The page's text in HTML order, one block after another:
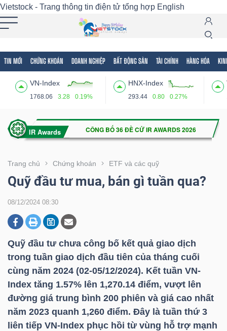
Vietstock - Trang thông tin điện tử tổng hợp English
TIN MỚI CHỨNG KHOÁN DOANH NGHIỆP BẤT ĐỘNG SẢN TÀI CHÍNH HÀNG HÓA
VN-Index
1768.06 3.28 0.19%
HNX-Index
293.44 0.80 0.27%
Trang chủ Chứng khoán ETF và các quỹ
Quỹ đầu tư mua, bán gì tuần qua?
08/12/2024 08:30
Quỹ đầu tư chưa công bố kết quả giao dịch
trong tuần giao dịch đầu tiên của tháng cuối
cùng năm 2024 (02-05/12/2024). Kết tuần VN-
Index tăng 1.57% lên 1,270.14 điểm, vượt lên
đường giá trung bình 200 phiên và giá cao nhất
năm 2023 quanh 1,260 điểm. Đây là tuần thứ 3
liên tiếp VN-Index phục hồi từ vùng hỗ trợ mạnh
Tất cả Tính năng Ngành Mã chứng khoán
Tính
(-)
VIETSTOCK
CHỨNG
KHOÁN
DOANH
NGHIỆP
BẤT